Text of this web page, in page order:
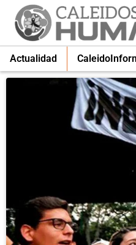
Actualidad